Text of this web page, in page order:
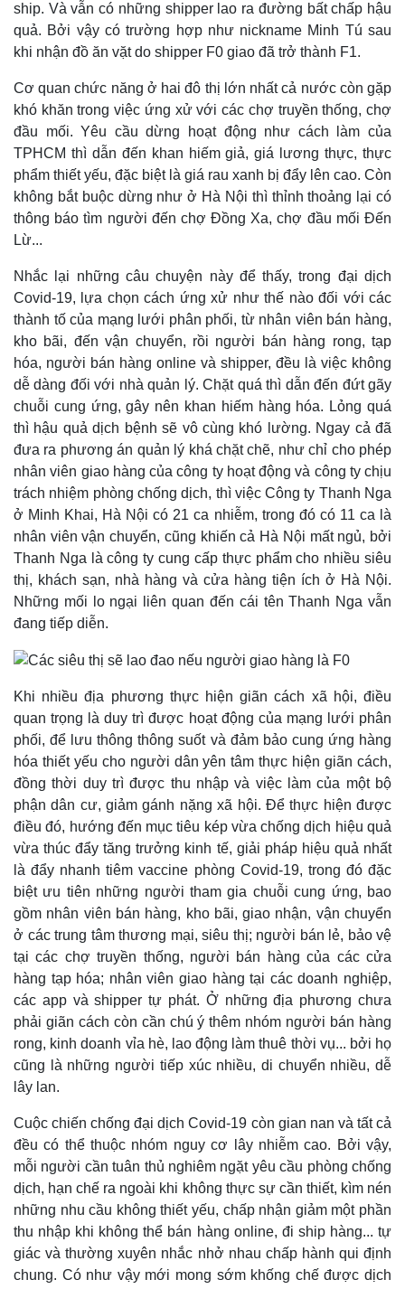
Kinh tế
Bất động sản
Khởi nghiệp
Thị trường
Giá vàng
Tiêu dùng
Chứng khoán
Giá cà phê
Pháp luật
Vụ án
Tin nóng
Tư vấn luật
Quân sự - Quốc phòng
Vũ khí
Việt Nam
Phân tích
Thể thao
Bóng đá
Lịch thi đấu bóng đá
Thế giới thể thao
eSports
Hậu trường
Ô tô - Xe máy
Ô tô
Xe máy
Tư vấn
Doanh nghiệp
Thông tin doanh nghiệp
Doanh nhân
Vì cộng đồng
Công nghệ
Trải nghiệm
Chuyển đổi số
ship. Và vẫn có những shipper lao ra đường bất chấp hậu
quả. Bởi vậy có trường hợp như nickname Minh Tú sau
khi nhận đồ ăn vặt do shipper F0 giao đã trở thành F1.
Cơ quan chức năng ở hai đô thị lớn nhất cả nước còn gặp
khó khăn trong việc ứng xử với các chợ truyền thống, chợ
đầu mối. Yêu cầu dừng hoạt động như cách làm của
TPHCM thì dẫn đến khan hiếm giả, giá lương thực, thực
phẩm thiết yếu, đặc biệt là giá rau xanh bị đẩy lên cao. Còn
không bắt buộc dừng như ở Hà Nội thì thỉnh thoảng lại có
thông báo tìm người đến chợ Đồng Xa, chợ đầu mối Đến
Lừ...
Nhắc lại những câu chuyện này để thấy, trong đại dịch
Covid-19, lựa chọn cách ứng xử như thế nào đối với các
thành tố của mạng lưới phân phối, từ nhân viên bán hàng,
kho bãi, đến vận chuyển, rồi người bán hàng rong, tạp
hóa, người bán hàng online và shipper, đều là việc không
dễ dàng đối với nhà quản lý. Chặt quá thì dẫn đến đứt gãy
chuỗi cung ứng, gây nên khan hiếm hàng hóa. Lỏng quá
thì hậu quả dịch bệnh sẽ vô cùng khó lường. Ngay cả đã
đưa ra phương án quản lý khá chặt chẽ, như chỉ cho phép
nhân viên giao hàng của công ty hoạt động và công ty chịu
trách nhiệm phòng chống dịch, thì việc Công ty Thanh Nga
ở Minh Khai, Hà Nội có 21 ca nhiễm, trong đó có 11 ca là
nhân viên vận chuyển, cũng khiến cả Hà Nội mất ngủ, bởi
Thanh Nga là công ty cung cấp thực phẩm cho nhiều siêu
thị, khách sạn, nhà hàng và cửa hàng tiện ích ở Hà Nội.
Những mối lo ngại liên quan đến cái tên Thanh Nga vẫn
đang tiếp diễn.
Khi nhiều địa phương thực hiện giãn cách xã hội, điều
quan trọng là duy trì được hoạt động của mạng lưới phân
phối, để lưu thông thông suốt và đảm bảo cung ứng hàng
hóa thiết yếu cho người dân yên tâm thực hiện giãn cách,
đồng thời duy trì được thu nhập và việc làm của một bộ
phận dân cư, giảm gánh nặng xã hội. Để thực hiện được
điều đó, hướng đến mục tiêu kép vừa chống dịch hiệu quả
vừa thúc đẩy tăng trưởng kinh tế, giải pháp hiệu quả nhất
là đẩy nhanh tiêm vaccine phòng Covid-19, trong đó đặc
biệt ưu tiên những người tham gia chuỗi cung ứng, bao
gồm nhân viên bán hàng, kho bãi, giao nhận, vận chuyển
ở các trung tâm thương mại, siêu thị; người bán lẻ, bảo vệ
tại các chợ truyền thống, người bán hàng của các cửa
hàng tạp hóa; nhân viên giao hàng tại các doanh nghiệp,
các app và shipper tự phát. Ở những địa phương chưa
phải giãn cách còn cần chú ý thêm nhóm người bán hàng
rong, kinh doanh vỉa hè, lao động làm thuê thời vụ... bởi họ
cũng là những người tiếp xúc nhiều, di chuyển nhiều, dễ
lây lan.
Cuộc chiến chống đại dịch Covid-19 còn gian nan và tất cả
đều có thể thuộc nhóm nguy cơ lây nhiễm cao. Bởi vậy,
mỗi người cần tuân thủ nghiêm ngặt yêu cầu phòng chống
dịch, hạn chế ra ngoài khi không thực sự cần thiết, kìm nén
những nhu cầu không thiết yếu, chấp nhận giảm một phần
thu nhập khi không thể bán hàng online, đi ship hàng... tự
giác và thường xuyên nhắc nhở nhau chấp hành qui định
chung. Có như vậy mới mong sớm khống chế được dịch